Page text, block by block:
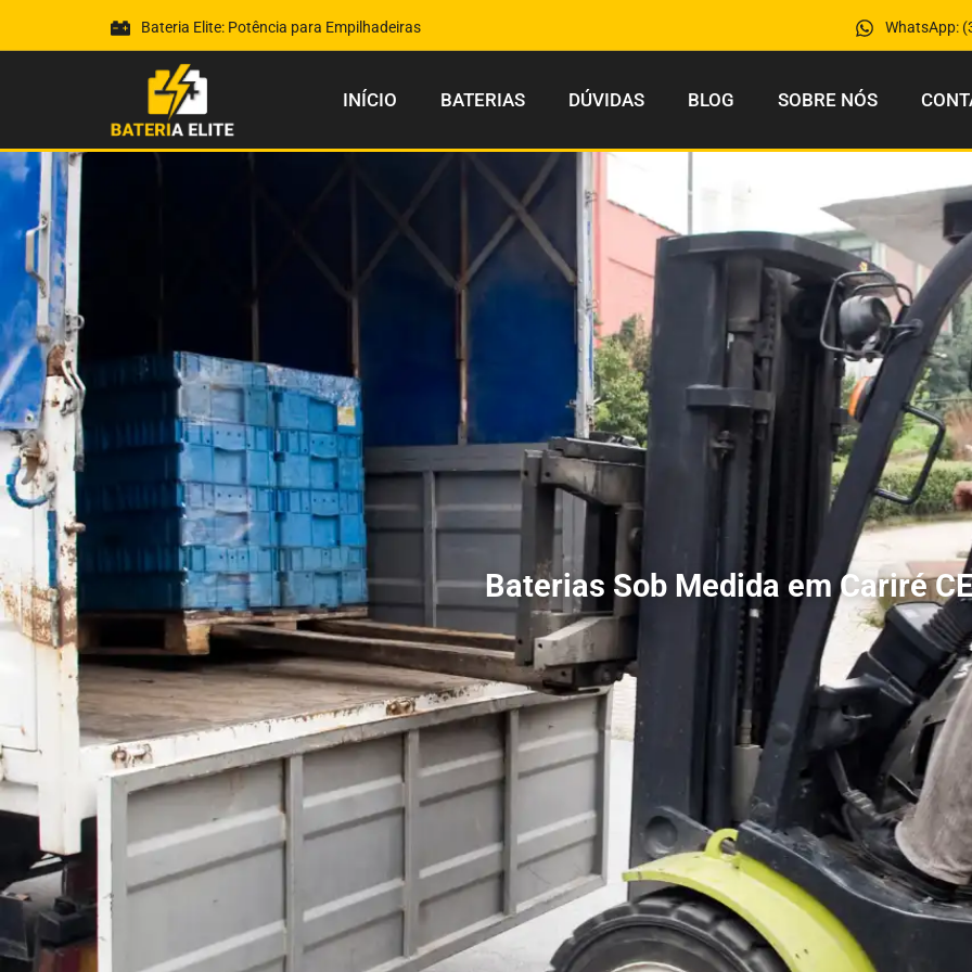
Bateria Elite: Potência para Empilhadeiras WhatsApp:
INÍCIO BATERIAS DÚVIDAS BLOG SOBRE NÓS
Baterias Sob Medida em Cariré CE